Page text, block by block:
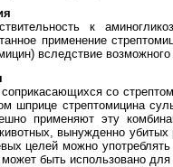
к
применение
вследствие
со
шприце стрептомицина
применяют эту
вынужденно убитых
целей можно употреблять
может быть использовано